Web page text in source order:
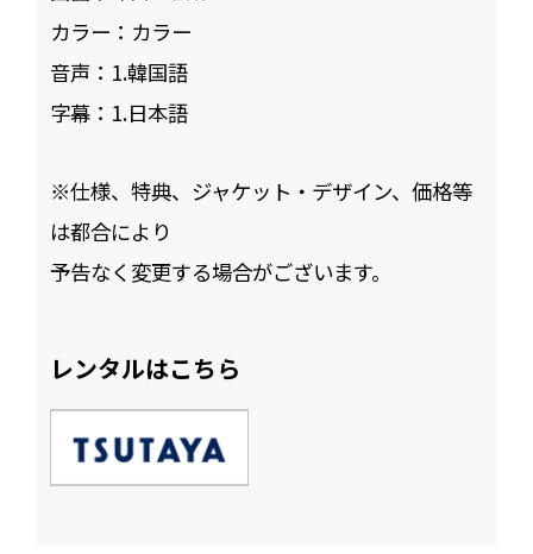
カラー： カラー
音声： 1.韓国語
字幕： 1.日本語
※仕様、特典、ジャケット・デザイン、価格等
は都合により
予告なく変更する場合がございます。
レンタルはこちら